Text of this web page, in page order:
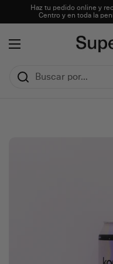
Ir al contenidoHaz tu pedido online y
Centro y en toda la
Abrir menú